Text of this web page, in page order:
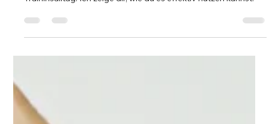
Traininsalltag. Ich zeige dir, wie du es effektiv nutzen kannst.